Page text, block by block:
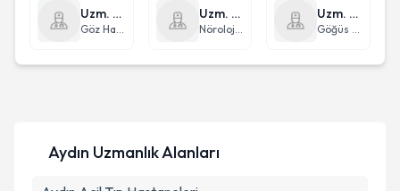
Uzm. Dr. Şerefhan Özusan
Göz Hastalıkları
Uzm. Dr. Yaşar Bakırcı
Nöroloji (Beyin ve Sinir Hastalıkları)
Uzm. Dr. Gülsüm Gürses
Göğüs Cerrahisi
Aydın Uzmanlık Alanları